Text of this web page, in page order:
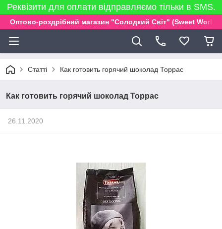
Реквізити для оплати відправляємо тільки в SMS.
Оптово-роздрібний магазин "Солодкий Світ" (Sweet World)
Статті Как готовить горячий шоколад Торрас
Как готовить горячий шоколад Торрас
26.11.2020